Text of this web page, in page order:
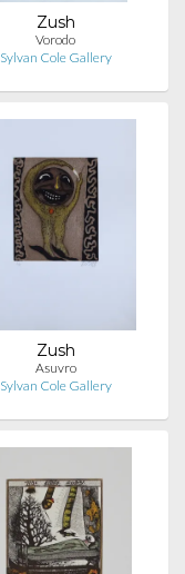
Zush
Vorodo
Sylvan Cole Gallery
Zush
Asuvro
Sylvan Cole Gallery